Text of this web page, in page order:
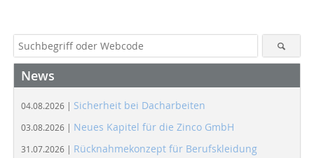
News
04.08.2026 | Sicherheit bei Dacharbeiten
03.08.2026 | Neues Kapitel für die Zinco GmbH
31.07.2026 | Rücknahmekonzept für Berufskleidung